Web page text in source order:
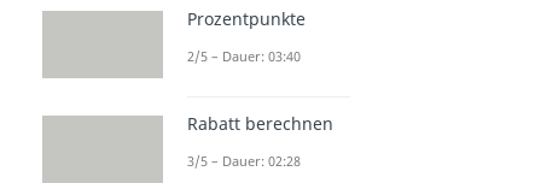
Prozentpunkte
2/5 – Dauer: 03:40
Rabatt berechnen
3/5 – Dauer: 02:28